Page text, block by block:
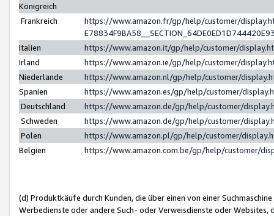
Königreich
Frankreich
https://www.amazon.fr/gp/help/customer/
Italien
https://www.amazon.it/gp/help/customer/
Irland
https://www.amazon.ie/gp/help/customer/
Niederlande
https://www.amazon.nl/gp/help/customer/
Spanien
https://www.amazon.es/gp/help/customer/
Deutschland
https://www.amazon.de/gp/help/customer/
Schweden
https://www.amazon.de/gp/help/customer/
Polen
https://www.amazon.pl/gp/help/customer/
Belgien
https://www.amazon.com.be/gp/help/customer/
(d) Produktkäufe durch Kunden, die über einen von einer
Werbedienste oder andere Such- oder Verweisdienste oder Websites,